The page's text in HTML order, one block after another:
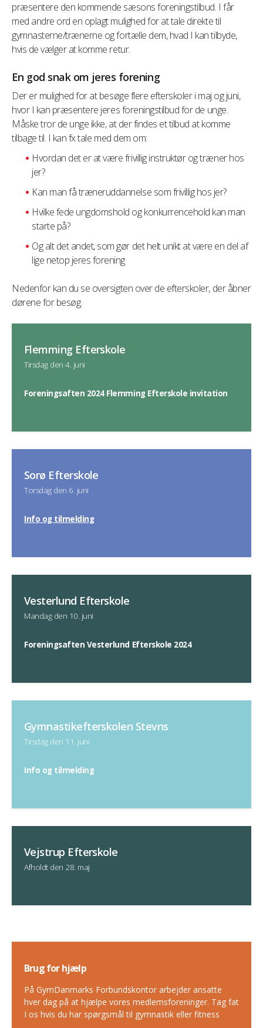
præsentere den kommende sæsons foreningstilbud. I får
med andre ord en oplagt mulighed for at tale direkte til
gymnasterne/trænerne og fortælle dem, hvad I kan tilbyde,
hvis de vælger at komme retur.
En god snak om jeres forening
Der er mulighed for at besøge flere efterskoler i maj og juni,
hvor I kan præsentere jeres foreningstilbud for de unge.
Måske tror de unge ikke, at der findes et tilbud at komme
tilbage til. I kan fx tale med dem om:
Hvordan det er at være frivillig instruktør og træner hos
jer?
Kan man få træneruddannelse som frivillig hos jer?
Hvilke fede ungdomshold og konkurrencehold kan man
starte på?
Og alt det andet, som gør det helt unikt at være en del af
lige netop jeres forening
Nedenfor kan du se oversigten over de efterskoler, der åbner
dørene for besøg.
Flemming Efterskole
Tirsdag den 4. juni
Foreningsaften 2024 Flemming Efterskole invitation
Sorø Efterskole
Torsdag den 6. juni
Info og tilmelding
Vesterlund Efterskole
Mandag den 10. juni
Foreningsaften Vesterlund Efterskole 2024
Gymnastikefterskolen Stevns
Tirsdag den 11. juni
Info og tilmelding
Vejstrup Efterskole
Afholdt den 28. maj
Brug for hjælp
På GymDanmarks Forbundskontor arbejder ansatte
hver dag på at hjælpe vores medlemsforeninger. Tag fat
I os hvis du har spørgsmål til gymnastik eller fitness